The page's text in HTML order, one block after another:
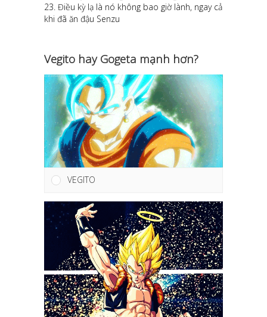
23. Điều kỳ lạ là nó không bao giờ lành, ngay cả
khi đã ăn đậu Senzu
Vegito hay Gogeta mạnh hơn?
VEGITO